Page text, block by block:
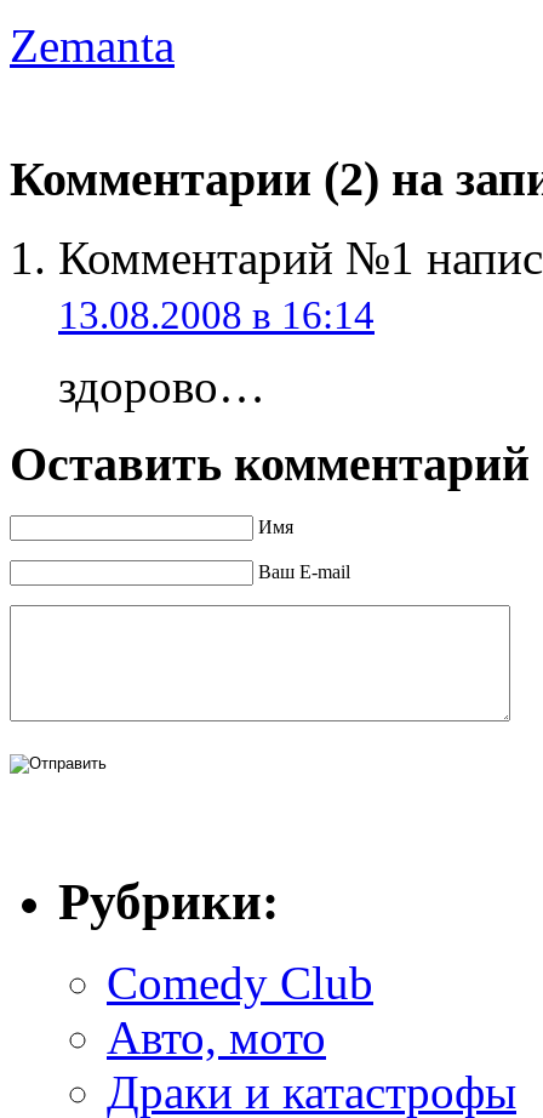
Zemanta
Комментарии (2) на
Комментарий №1
13.08.2008 в 16:14
здорово…
Оставить комментарий
Имя
Ваш E-mail
Рубрики:
Comedy Club
Авто, мото
Драки и катастрофы